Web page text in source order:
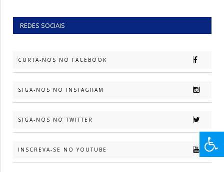
REDES SOCIAIS
CURTA-NOS NO FACEBOOK
SIGA-NOS NO INSTAGRAM
SIGA-NOS NO TWITTER
INSCREVA-SE NO YOUTUBE